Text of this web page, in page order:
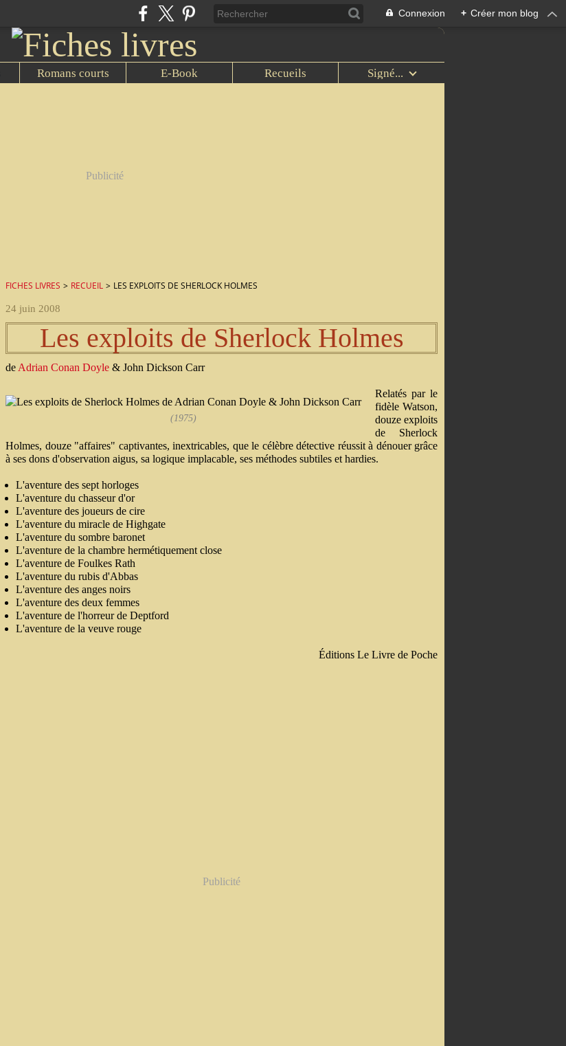
Connexion + Créer mon blog
Romans courts E-Book Recueils Signé...
Publicité
FICHES LIVRES > RECUEIL > LES EXPLOITS DE SHERLOCK HOLMES
24 juin 2008
Les exploits de Sherlock Holmes
de Adrian Conan Doyle & John Dickson Carr
(1975)
Relatés par le
fidèle Watson,
douze exploits
de Sherlock
Holmes, douze "affaires" captivantes, inextricables, que le célèbre détective réussit à dénouer grâce
à ses dons d'observation aigus, sa logique implacable, ses méthodes subtiles et hardies.
L'aventure des sept horloges
L'aventure du chasseur d'or
L'aventure des joueurs de cire
L'aventure du miracle de Highgate
L'aventure du sombre baronet
L'aventure de la chambre hermétiquement close
L'aventure de Foulkes Rath
L'aventure du rubis d'Abbas
L'aventure des anges noirs
L'aventure des deux femmes
L'aventure de l'horreur de Deptford
L'aventure de la veuve rouge
Éditions Le Livre de Poche
Publicité